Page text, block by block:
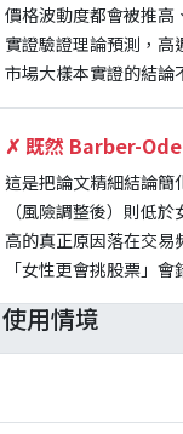
價格波動度都會被推
實證驗證理論預測，高
市場大樣本實證的結論
✗ 既然 Barber-
這是把論文精細結論
（風險調整後）則低
高的真正原因落在交
「女性更會挑股票」
使用情境